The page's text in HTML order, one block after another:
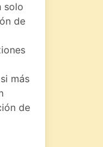
solo
de
más
de